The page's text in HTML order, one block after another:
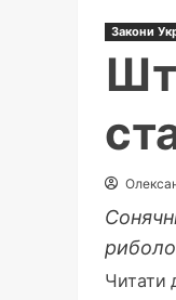
Закони
Читати